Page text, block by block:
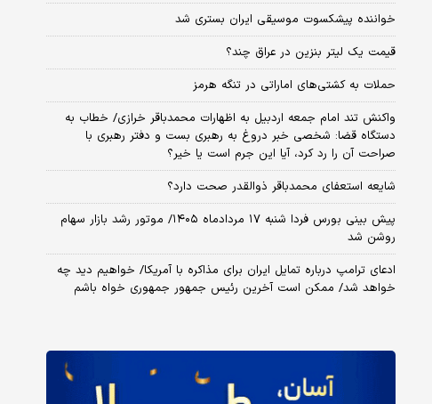
خواننده پیشکسوت موسیقی ایران بستری شد
قیمت یک لیتر بنزین در عراق چند؟
حملات به کشتی‌های اماراتی در تنگه هرمز
واکنش تند امام جمعه اردبیل به اظهارات محمدباقر خرازی/ خطاب به
دستگاه قضا: شخصی خبر دروغ به رهبری بست و دفتر رهبری با
صراحت آن را رد کرد، آیا این جرم است یا خیر؟
شایعه استعفای محمدباقر ذوالقدر صحت دارد؟
پیش بینی بورس فردا شنبه ۱۷ مردادماه ۱۴۰۵/ موتور رشد بازار سهام
روشن شد
ادعای ترامپ درباره تمایل ایران برای مذاکره با آمریکا/ خواهیم دید چه
خواهد شد/ ممکن است آخرین رئیس‌ جمهور جمهوری خواه باشم